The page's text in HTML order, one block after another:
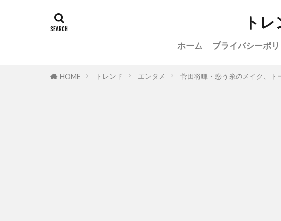
ト
ホーム プライバシーポ
HOME トレンド エンタメ 菅田将暉・惑う糸のメイク、ト